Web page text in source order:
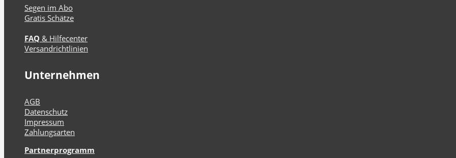
Segen im Abo
Gratis Schätze
FAQ & Hilfecenter
Versandrichtlinien
Unternehmen
AGB
Datenschutz
Impressum
Zahlungsarten
Partnerprogramm